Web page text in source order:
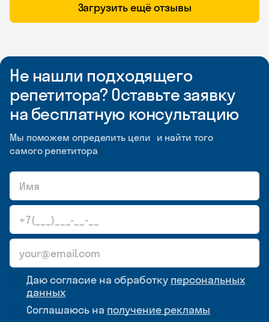
Загрузить ещё отзывы
Не нашли подходящего
репетитора? Оставьте заявку
на бесплатную консультацию
Мы поможем определить цели и найти того
самого репетитора
Даю согласие на обработку персональных
данных
Соглашаюсь на получение рекламы